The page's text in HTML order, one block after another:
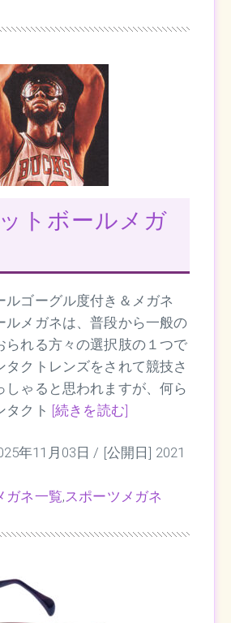
トボールメガ
ルゴーグル度付き＆メガネ
ルメガネは、普段から一般の
られる方々の選択肢の１つで
タクトレンズをされて競技さ
しゃると思われますが、何ら
タクト [続きを読む]
年11月03日 / [公開日] 2021
ガネ一覧,スポーツメガネ